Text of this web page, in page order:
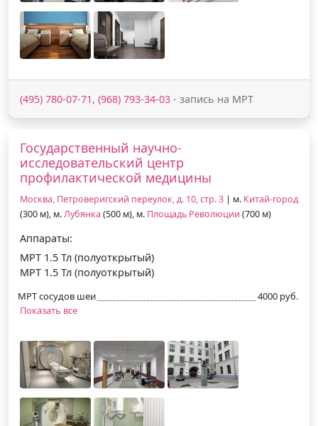
(495) 780-07-71, (968) 793-34-03 - запись на МРТ
Государственный научно-
исследовательский центр
профилактической медицины
Москва, Петроверигский переулок, д. 10, стр. 3 | м. Китай-город
(300 м), м.Лубянка (500 м), м. Площадь Революции (700 м)
Аппараты:
МРТ 1.5 Тл (полуоткрытый)
МРТ 1.5 Тл (полуоткрытый)
МРТ сосудов шеи
4000 руб.
Показать все